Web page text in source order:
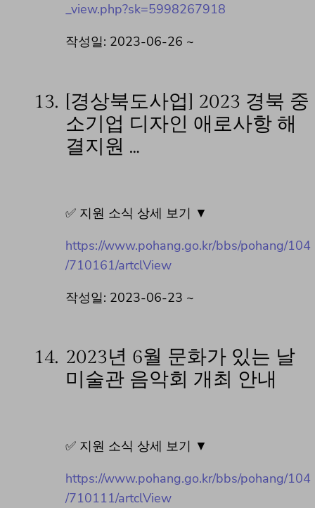
_view.php?sk=5998267918
작성일: 2023-06-26 ~
13. [경상북도사업] 2023 경북 중
소기업 디자인 애로사항 해
결지원 …
✅ 지원 소식 상세 보기 ▼
https://www.pohang.go.kr/bbs/pohang/104
/710161/artclView
작성일: 2023-06-23 ~
14. 2023년 6월 문화가 있는 날
미술관 음악회 개최 안내
✅ 지원 소식 상세 보기 ▼
https://www.pohang.go.kr/bbs/pohang/104
/710111/artclView